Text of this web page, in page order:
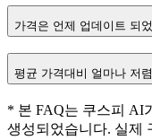
가격은 언제 업데이트 되
평균 가격대비 얼마나 저
* 본 FAQ는 쿠스피 AI
생성되었습니다. 실제